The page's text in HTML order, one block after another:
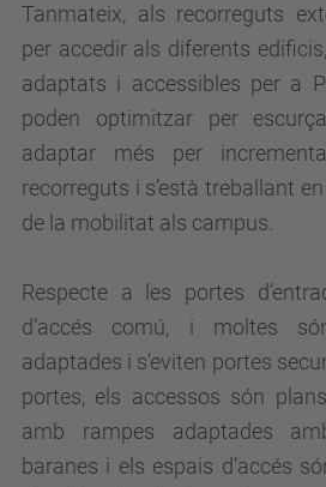
Tanmateix, als recorreguts
per accedir als diferents
adaptats i accessibles per a
poden optimitzar per
adaptar més per
recorreguts i s’està treballant
de la mobilitat als campus.
Respecte a les portes
d’accés comú, i moltes
adaptades i s’eviten portes
portes, els accessos són
amb rampes adaptades
baranes i els espais d’accés